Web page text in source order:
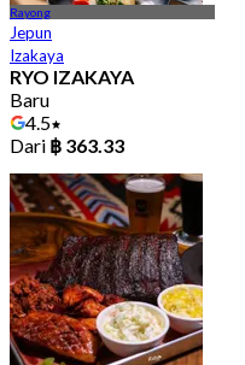
Rayong
Jepun
Izakaya
RYO IZAKAYA
Baru
4.5
Dari ฿ 363.33